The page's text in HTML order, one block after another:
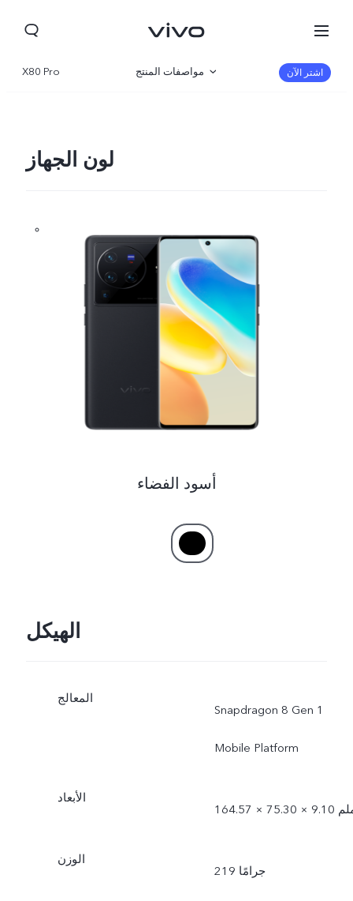
UAE(AR) | حدد البلد/المنطقة
X80 Pro مواصفات المنتج اشتر الآن
لون الجهاز
أسود الفضاء
الهيكل
المعالج
Snapdragon 8 Gen 1
Mobile Platform
الأبعاد
75.30 × 9.10 ملم
الوزن
219 جرامًا